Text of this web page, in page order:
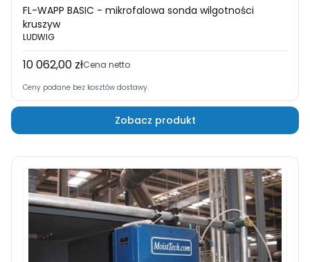
FL-WAPP BASIC - mikrofalowa sonda wilgotności
kruszyw
LUDWIG
Cena
10 062,00 złCena netto
Ceny podane bez kosztów dostawy.
Zobacz produkt